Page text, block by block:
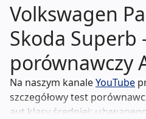
Volkswagen
Skoda Superb
porównawczy
Na naszym kanaleYouTube
szczegółowy test
aut klasy średniej: używanego